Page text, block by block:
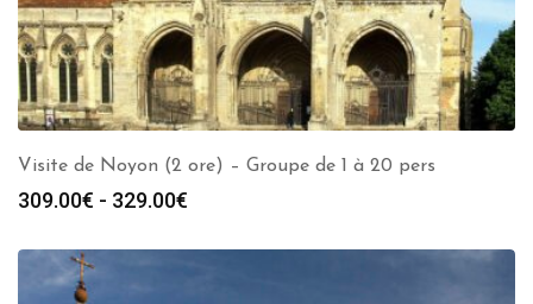
Visite de Noyon (2 ore) – Groupe de 1 à 20 pers
309.00€ - 329.00€
prezzo: